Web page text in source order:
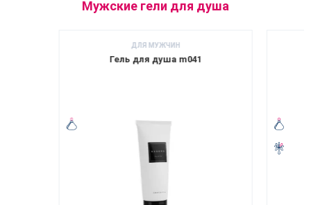
Мужские гели для душа
ДЛЯ МУЖЧИН
Гель для душа m041